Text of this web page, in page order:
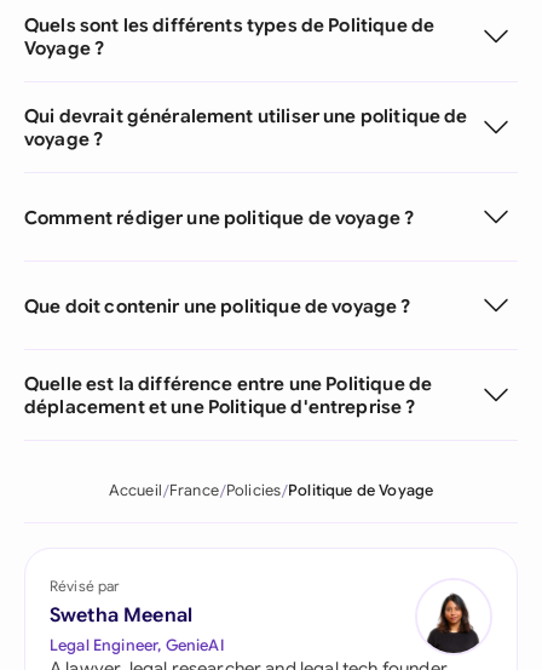
Quels sont les différents types de Politique de
Voyage ?
Qui devrait généralement utiliser une politique de
voyage ?
Comment rédiger une politique de voyage ?
Que doit contenir une politique de voyage ?
Quelle est la différence entre une Politique de
déplacement et une Politique d'entreprise ?
Accueil France Policies Politique de Voyage
Révisé par
Swetha Meenal
Legal Engineer, GenieAI